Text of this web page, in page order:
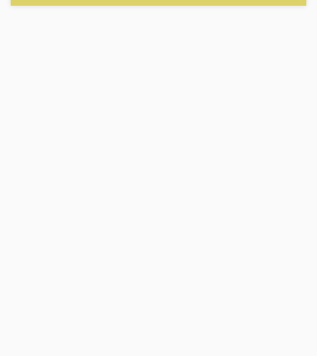
«Ρίζες και Ρεύματα» στο